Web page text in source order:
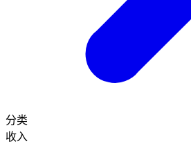
分类
收入